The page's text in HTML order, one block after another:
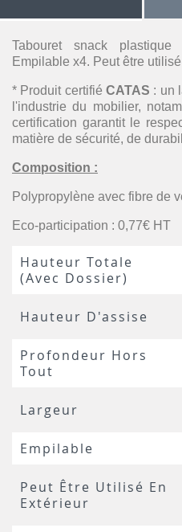
Tabouret snack plastique
Empilable x4. Peut être
* Produit certifié CATAS : un
l'industrie du mobilier,
certification garantit le
matière de sécurité, de
Composition :
Polypropylène avec fibre de
Eco-participation : 0,77€ HT
Hauteur Totale
(avec Dossier)
Hauteur D'assise
Profondeur Hors
Tout
Largeur
Empilable
Peut Être Utilisé En
Extérieur